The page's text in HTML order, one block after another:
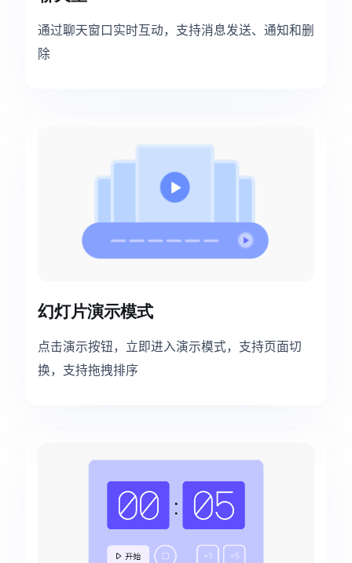
通过聊天窗口实时互动，支持消息发送、通知和删
除
幻灯片演示模式
点击演示按钮，立即进入演示模式，支持页面切
换，支持拖拽排序